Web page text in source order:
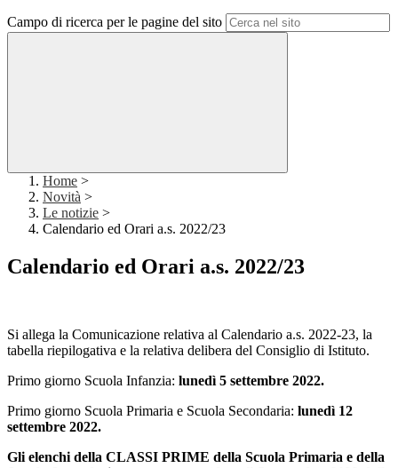
Campo di ricerca per le pagine del sito
Home >
Novità >
Le notizie >
Calendario ed Orari a.s. 2022/23
Calendario ed Orari a.s. 2022/23
Si allega la Comunicazione relativa al Calendario a.s. 2022-23, la
tabella riepilogativa e la relativa delibera del Consiglio di Istituto.
Primo giorno Scuola Infanzia: lunedì 5 settembre 2022.
Primo giorno Scuola Primaria e Scuola Secondaria: lunedì 12
settembre 2022.
Gli elenchi della CLASSI PRIME della Scuola Primaria e della